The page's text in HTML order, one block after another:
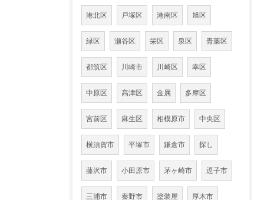
港北区 戸塚区 港南区 旭区
緑区 瀬谷区 栄区 泉区 青葉区
都筑区 川崎市 川崎区 幸区
中原区 高津区 金属 多摩区
宮前区 麻生区 相模原市 中央区
横須賀市 平塚市 鎌倉市 探し
藤沢市 小田原市 茅ヶ崎市 逗子市
三浦市 秦野市 塗装屋 厚木市